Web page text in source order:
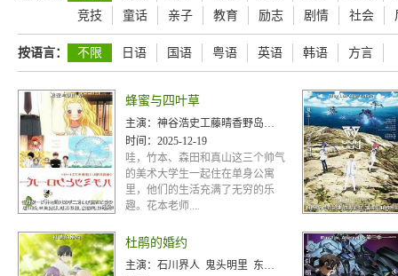
竞技
童话 亲子 教育 励志 剧情 社会
按语言： 不限 日语 国语 粤语 英语 韩语 方言
蜂蜜与四叶草
主演： 神谷浩史工藤晴香野岛健儿高桥美佳子
时间： 2025-12-19
哇，竹本、森田和真山这三个帅气
的美术大学生一起住在单身公寓
里，他们的生活充满了无穷的乐
趣。花本老师....
杜鹃的婚约
主演： 石川界人 鬼头明里 东山奈央 小原好美 木村良平 日笠阳子 森川智之 有贺由树子